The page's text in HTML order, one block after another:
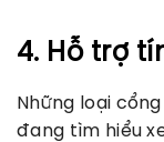
4. Hỗ trợ
Những loại
đang tìm hiểu